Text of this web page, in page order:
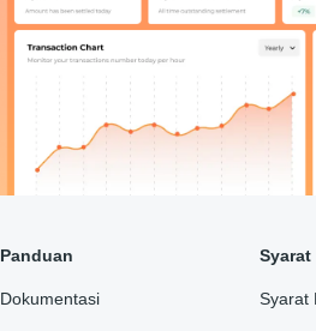
Panduan
Dokumentasi Syarat